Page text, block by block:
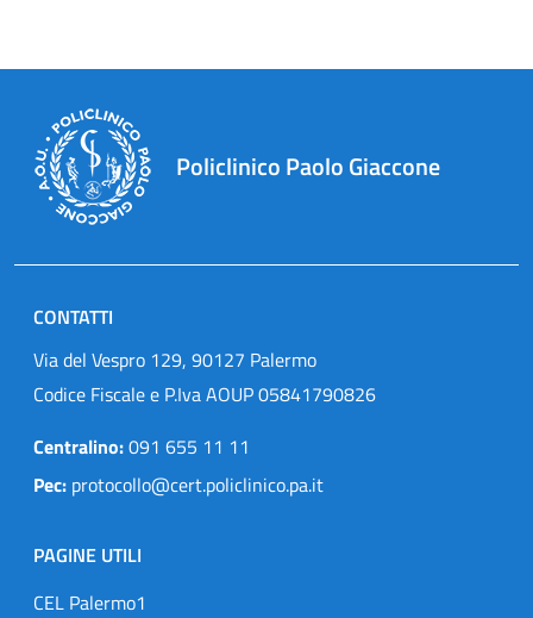
Policlinico Paolo Giaccone
CONTATTI
Via del Vespro 129, 90127 Palermo
Codice Fiscale e P.Iva AOUP 05841790826
Centralino:091 655 11 11
Pec: protocollo@cert.policlinico.pa.it
PAGINE UTILI
CEL Palermo1